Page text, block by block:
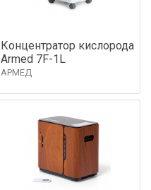
Концентратор кислорода
Armed 7F-1L
АРМЕД